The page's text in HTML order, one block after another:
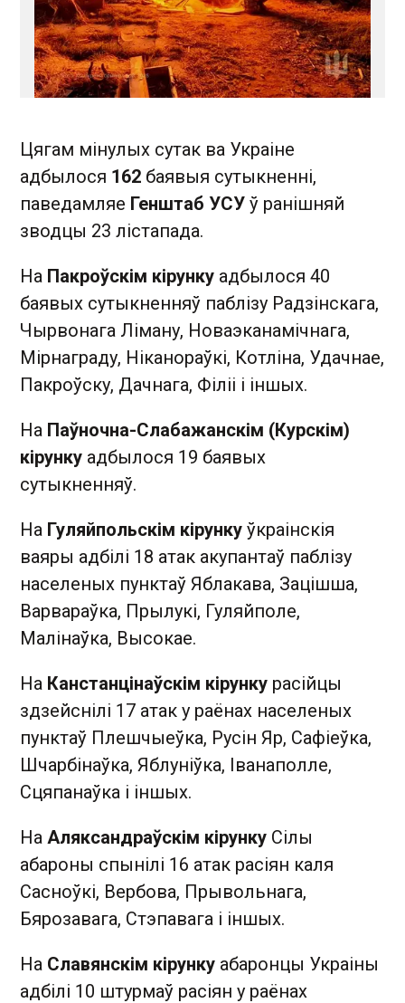
Цягам мінулых сутак ва Украіне
адбылося 162 баявыя сутыкненні,
паведамляе Генштаб УСУ ў ранішняй
зводцы 23 лістапада.
На Пакроўскім кірунку адбылося 40
баявых сутыкненняў паблізу Радзінскага,
Чырвонага Ліману, Новаэканамічнага,
Мірнаграду, Ніканораўкі, Котліна, Удачнае,
Пакроўску, Дачнага, Філіі і іншых.
На Паўночна-Слабажанскім (Курскім)
кірунку адбылося 19 баявых
сутыкненняў.
На Гуляйпольскім кірунку ўкраінскія
ваяры адбілі 18 атак акупантаў паблізу
населеных пунктаў Яблакава, Зацішша,
Варвараўка, Прылукі, Гуляйполе,
Малінаўка, Высокае.
На Канстанцінаўскім кірунку расійцы
здзейснілі 17 атак у раёнах населеных
пунктаў Плешчыеўка, Русін Яр, Сафіеўка,
Шчарбінаўка, Яблуніўка, Іванаполле,
Сцяпанаўка і іншых.
На Аляксандраўскім кірунку Сілы
абароны спынілі 16 атак расіян каля
Сасноўкі, Вербова, Прывольнага,
Бярозавага, Стэпавага і іншых.
На Славянскім кірунку абаронцы Украіны
адбілі 10 штурмаў расіян у раёнах